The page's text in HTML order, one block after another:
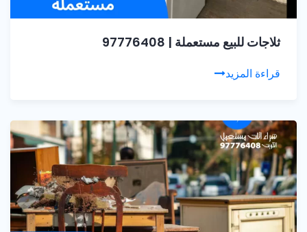
ثلاجات للبيع مستعملة | 97776408
قراءة المزيد